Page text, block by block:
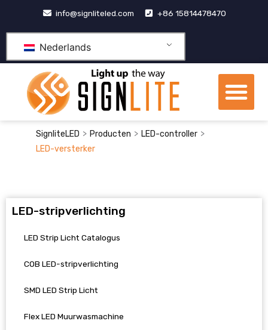
inhoud
info@signliteled.com +86 15814478470
Nederlands
SignliteLED > Producten > LED-controller >
LED-versterker
LED-stripverlichting
LED Strip Licht Catalogus
COB LED-stripverlichting
SMD LED Strip Licht
Flex LED Muurwasmachine